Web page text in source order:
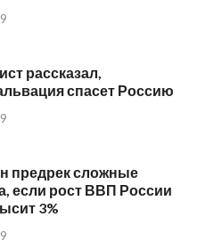
рассказал,
спасет Россию
предрек сложные
если рост ВВП России
3%